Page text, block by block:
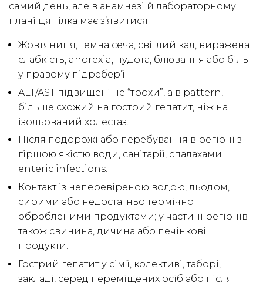
самий день, але в анамнезі й лабораторному
плані ця гілка має з’явитися.
Жовтяниця, темна сеча, світлий кал, виражена
слабкість, anorexia, нудота, блювання або біль
у правому підребер’ї.
ALT/AST підвищені не “трохи”, а в pattern,
більше схожий на гострий гепатит, ніж на
ізольований холестаз.
Після подорожі або перебування в регіоні з
гіршою якістю води, санітарії, спалахами
enteric infections.
Контакт із неперевіреною водою, льодом,
сирими або недостатньо термічно
обробленими продуктами; у частині регіонів
також свинина, дичина або печінкові
продукти.
Гострий гепатит у сім’ї, колективі, таборі,
закладі, серед переміщених осіб або після